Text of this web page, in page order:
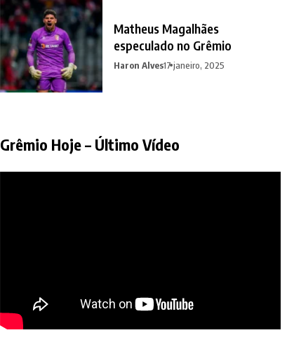
Matheus Magalhães
especulado no Grêmio
Haron Alves17 janeiro, 2025
Grêmio Hoje – Último Vídeo